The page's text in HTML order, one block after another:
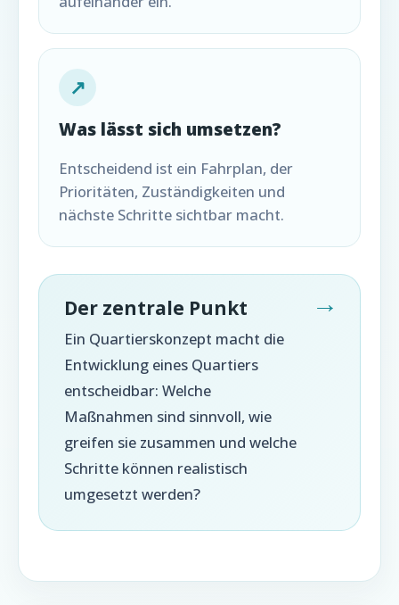
↗
Was lässt sich umsetzen?
Entscheidend ist ein Fahrplan, der
Prioritäten, Zuständigkeiten und
nächste Schritte sichtbar macht.
Der zentrale Punkt
Ein Quartierskonzept macht die
Entwicklung eines Quartiers
entscheidbar: Welche
Maßnahmen sind sinnvoll, wie
greifen sie zusammen und welche
Schritte können realistisch
umgesetzt werden?